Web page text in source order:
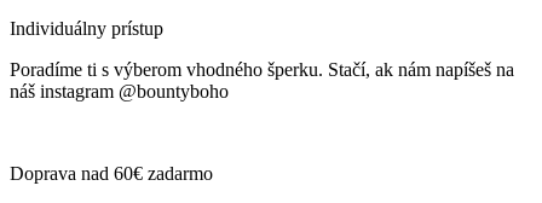
Individuálny prístup
Poradíme ti s výberom vhodného šperku. Stačí, ak nám napíšeš na
náš instagram @bountyboho
Doprava nad 60€ zadarmo